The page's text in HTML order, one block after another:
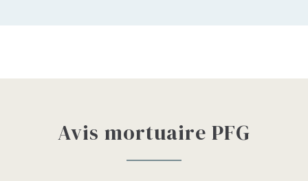
Avis mortuaire PFG